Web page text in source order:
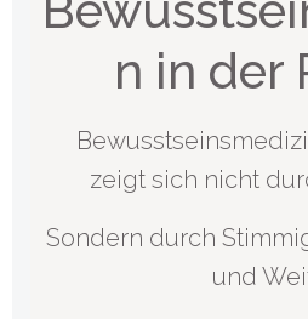
n in der
zeigt sich nicht
Sondern durch
und